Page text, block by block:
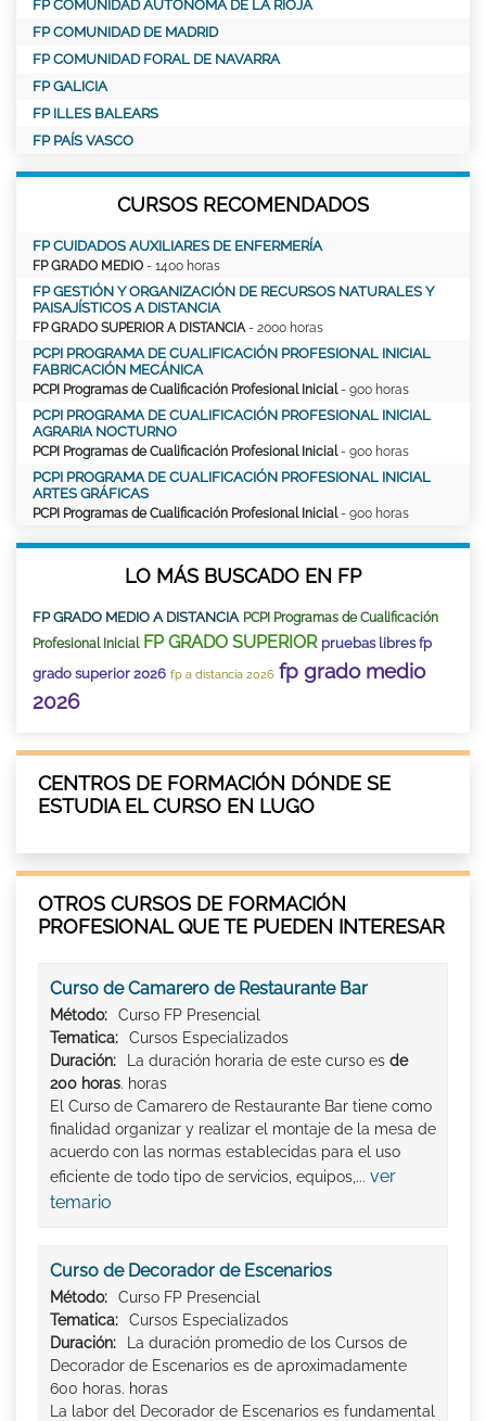
FP COMUNIDAD AUTÓNOMA DE LA RIOJA
FP COMUNIDAD DE MADRID
FP COMUNIDAD FORAL DE NAVARRA
FP GALICIA
FP ILLES BALEARS
FP PAÍS VASCO
CURSOS RECOMENDADOS
FP CUIDADOS AUXILIARES DE ENFERMERÍA
FP GRADO MEDIO - 1400 horas
FP GESTIÓN Y ORGANIZACIÓN DE RECURSOS NATURALES Y
PAISAJÍSTICOS A DISTANCIA
FP GRADO SUPERIOR A DISTANCIA - 2000 horas
PCPI PROGRAMA DE CUALIFICACIÓN PROFESIONAL INICIAL
FABRICACIÓN MECÁNICA
PCPI Programas de Cualificación Profesional Inicial- 900 horas
PCPI PROGRAMA DE CUALIFICACIÓN PROFESIONAL INICIAL
AGRARIA NOCTURNO
PCPI Programas de Cualificación Profesional Inicial- 900 horas
PCPI PROGRAMA DE CUALIFICACIÓN PROFESIONAL INICIAL
ARTES GRÁFICAS
PCPI Programas de Cualificación Profesional Inicial- 900 horas
LO MÁS BUSCADO EN FP
FP GRADO MEDIO A DISTANCIA PCPI Programas de Cualificación
Profesional Inicial FP GRADO SUPERIOR pruebas libres fp
grado superior 2026 fp a distancia 2026 fp grado medio
2026
CENTROS DE FORMACIÓN DÓNDE SE
ESTUDIA EL CURSO EN LUGO
OTROS CURSOS DE FORMACIÓN
PROFESIONAL QUE TE PUEDEN INTERESAR
Curso de Camarero de Restaurante Bar
Método:
Curso FP Presencial
Tematica:
Cursos Especializados
Duración:
La duración horaria de este curso es de
200 horas. horas
El Curso de Camarero de Restaurante Bar tiene como
finalidad organizar y realizar el montaje de la mesa de
acuerdo con las normas establecidas para el uso
eficiente de todo tipo de servicios, equipos,... ver
temario
Curso de Decorador de Escenarios
Método:
Curso FP Presencial
Tematica:
Cursos Especializados
Duración:
La duración promedio de los Cursos de
Decorador de Escenarios es de aproximadamente
600 horas. horas
La labor del Decorador de Escenarios es fundamental